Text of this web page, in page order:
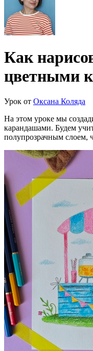
Как
цветными
Урок от Оксана Коляда
На этом уроке мы
карандашами. Будем
полупрозрачным слоем,